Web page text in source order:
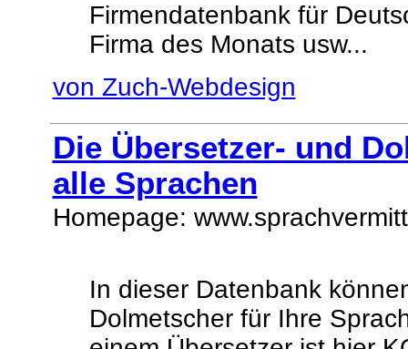
Firmendatenbank für
Firma des Monats usw...
von Zuch-Webdesign
Die Übersetzer- und
alle Sprachen
Homepage:
In dieser Datenbank
Dolmetscher für Ihre